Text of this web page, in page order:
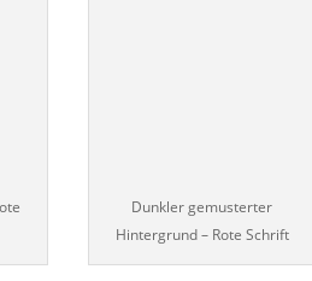
Dunkler gemusterter
Hintergrund – Rote Schrift